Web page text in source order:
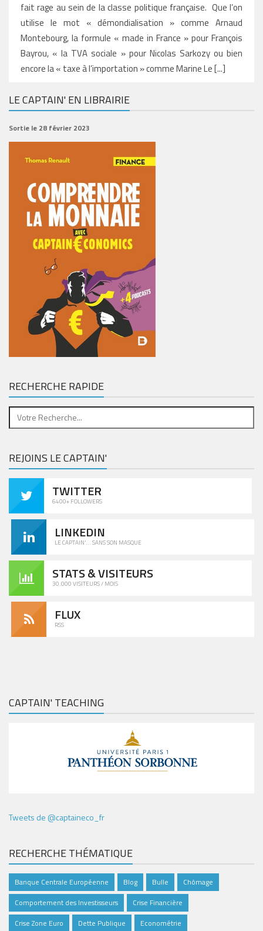
fait rage au sein de la classe politique française. Que l’on
utilise le mot « démondialisation » comme Arnaud
Montebourg, la formule « made in France » pour François
Bayrou, « la TVA sociale » pour Nicolas Sarkozy ou bien
encore la « taxe à l’importation » comme Marine Le [...]
LE CAPTAIN' EN LIBRAIRIE
Sortie le 28 février 2023
RECHERCHE RAPIDE
REJOINS LE CAPTAIN'
TWITTER
6400+ FOLLOWERS
LINKEDIN
LE CAPTAIN'... SANS SON MASQUE
STATS & VISITEURS
30.000 VISITEURS / MOIS
FLUX
RSS
CAPTAIN' TEACHING
Tweets de @captaineco_fr
RECHERCHE THÉMATIQUE
Banque Centrale Européenne Blog Bulle
Chômage
Comportement des Investisseurs
Crise Financière
Crise Zone Euro
Dette Publique Econométrie